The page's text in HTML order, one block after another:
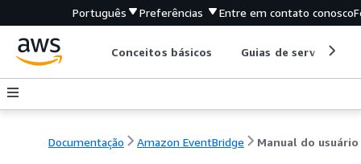
Português Preferências Entre em contato conosco
Conceitos básicos Guias de serviço
Documentação Amazon EventBridge Manual do usuário